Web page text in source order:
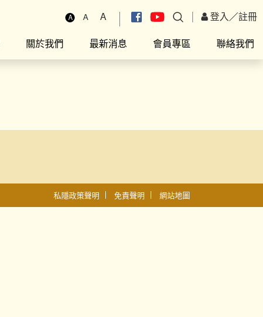
A A A 登入／註冊
關於我們 最新消息 會員專區 聯絡我們
私隱政策聲明 免責聲明 網站地圖